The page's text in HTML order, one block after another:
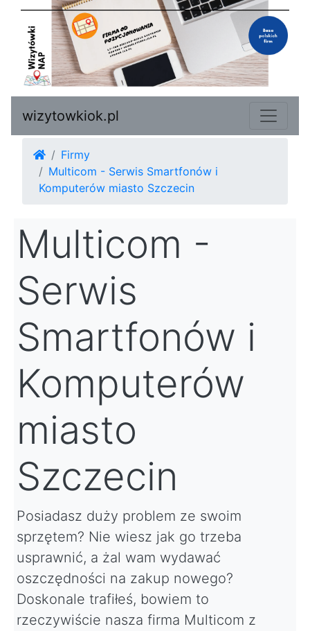
wizytowkiok.pl
Firmy
Multicom - Serwis Smartfonów i
Komputerów miasto Szczecin
Multicom -
Serwis
Smartfonów i
Komputerów
miasto
Szczecin
Posiadasz duży problem ze swoim
sprzętem? Nie wiesz jak go trzeba
usprawnić, a żal wam wydawać
oszczędności na zakup nowego?
Doskonale trafiłeś, bowiem to
rzeczywiście nasza firma Multicom z